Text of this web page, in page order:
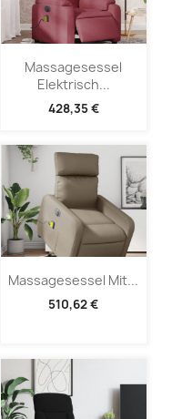
Massagesessel
Elektrisch...
428,35 €
Massagesessel Mit...
510,62 €